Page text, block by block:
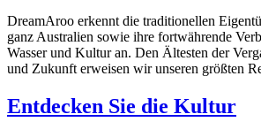
DreamAroo erkennt die traditionellen
ganz Australien sowie ihre fortwährende
Wasser und Kultur an. Den Ältesten der
und Zukunft erweisen wir unseren größten
Entdecken Sie die Kultur